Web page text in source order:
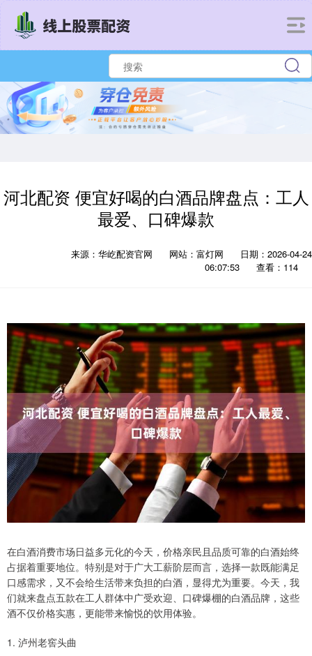
河北配资 便宜好喝的白酒品牌盘点：工人
最爱、口碑爆款
来源：华屹配资官网 网站：富灯网
日期：2026-04-24
06:07:53
查看：114
在白酒消费市场日益多元化的今天，价格亲民且品质可靠的白酒始终
占据着重要地位。特别是对于广大工薪阶层而言，选择一款既能满足
口感需求，又不会给生活带来负担的白酒，显得尤为重要。今天，我
们就来盘点五款在工人群体中广受欢迎、口碑爆棚的白酒品牌，这些
酒不仅价格实惠，更能带来愉悦的饮用体验。
1. 泸州老窖头曲